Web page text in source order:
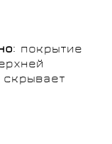
: покрытие